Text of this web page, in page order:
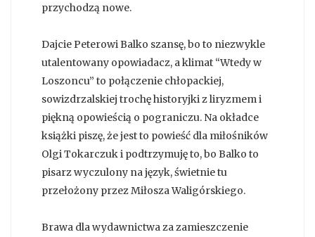
przychodzą nowe.
Dajcie Peterowi Balko szansę, bo to niezwykle
utalentowany opowiadacz, a klimat “Wtedy w
Loszoncu” to połączenie chłopackiej,
sowizdrzalskiej trochę historyjki z liryzmem i
piękną opowieścią o pograniczu. Na okładce
książki piszę, że jest to powieść dla miłośników
Olgi Tokarczuk i podtrzymuję to, bo Balko to
pisarz wyczulony na język, świetnie tu
przełożony przez Miłosza Waligórskiego.
Brawa dla wydawnictwa za zamieszczenie